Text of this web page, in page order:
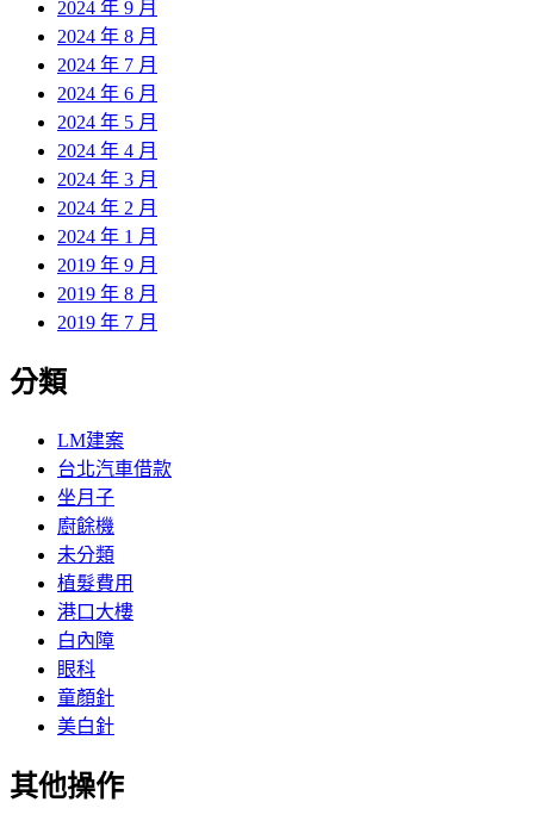
2024 年 9 月
2024 年 8 月
2024 年 7 月
2024 年 6 月
2024 年 5 月
2024 年 4 月
2024 年 3 月
2024 年 2 月
2024 年 1 月
2019 年 9 月
2019 年 8 月
2019 年 7 月
分類
LM建案
台北汽車借款
坐月子
廚餘機
未分類
植髮費用
港口大樓
白內障
眼科
童顏針
美白針
其他操作